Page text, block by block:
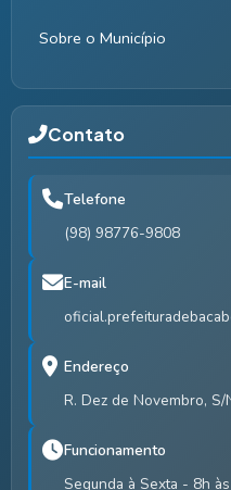
Sobre o Município
Contato
Telefone
(98) 98776-9808
E-mail
Endereço
R. Dez de Novembro, S/
Funcionamento
Segunda à Sexta - 8h